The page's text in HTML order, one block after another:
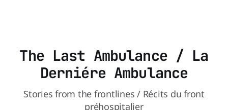
The Last Ambulance / La
Derniére Ambulance
Stories from the frontlines / Récits du front
préhospitalier